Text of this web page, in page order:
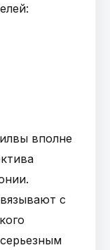
вполне
с